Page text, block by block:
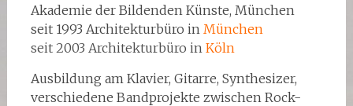
Akademie der Bildenden Künste, München
seit 1993 Architekturbüro in München
seit 2003 Architekturbüro inKöln
Ausbildung am Klavier, Gitarre, Synthesizer,
verschiedene Bandprojekte zwischen Rock-